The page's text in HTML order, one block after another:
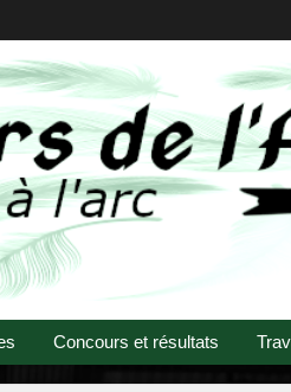
Concours et résultats